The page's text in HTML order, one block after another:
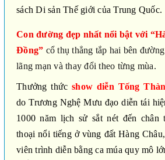
sách Di sản Thế giới của Trung Quốc.
Con đường đẹp nhất nổi bật với “H
Đồng” cổ thụ thẳng tắp hai bên
lãng mạn và thay đổi theo từng mùa.
Thưởng thức show diễn Tống
do Trương Nghệ Mưu đạo diễn tái
1000 năm lịch sử sắt nét đến chân
thoại nổi tiếng ở vùng đất Hàng
viên trình diễn bằng ca múa quy mô